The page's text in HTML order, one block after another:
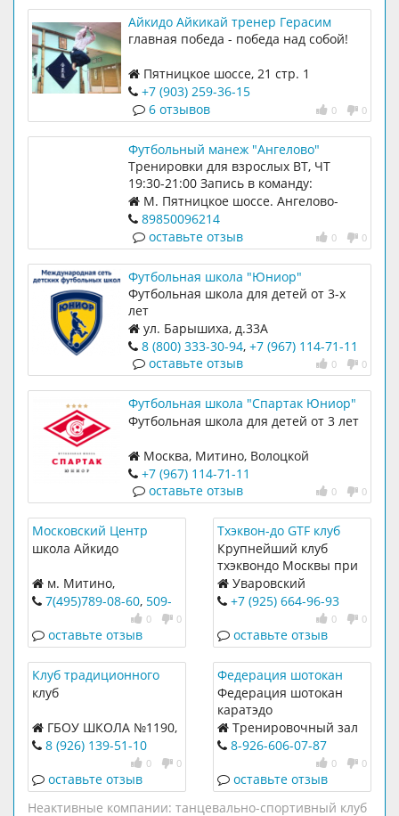
Айкидо Айкикай тренер Герасим
Брель
главная победа - победа над собой!
Пятницкое шоссе, 21 стр. 1
бойцовский клуб ZEN
+7 (903) 259-36-15
0 0
6 отзывов
Футбольный манеж "Ангелово"
Тренировки для взрослых ВТ, ЧТ
19:30-21:00 Запись в команду:
89850096214
М. Пятницкое шоссе. Ангелово-
Резиденц 43
89850096214
0 0
оставьте отзыв
Футбольная школа "Юниор"
Футбольная школа для детей от 3-х
лет
ул. Барышиха, д.33А
8 (800) 333-30-94, +7 (967) 114-71-11
0 0
оставьте отзыв
Футбольная школа "Спартак Юниор"
Футбольная школа для детей от 3 лет
Москва, Митино, Волоцкой
переулок, 37, РФЛ Арена
+7 (967) 114-71-11
0 0
оставьте отзыв
Московский Центр
Реального Айкидо
школа Айкидо
м. Митино,
ул.Генерала
Белобородова, 29
7(495)789-08-60, 509-
0 0
оставьте отзыв
Тхэквон-до GTF клуб
Феникс.
Крупнейший клуб
тхэквондо Москвы при
федерации Тхэквондо
ГТФ г.Москва.
Уваровский
переулок, 12 ГБУ
+7 (925) 664-96-93
0 0
оставьте отзыв
Клуб традиционного
кунг фу Шаолинь
клуб
ГБОУ ШКОЛА №1190,
Пятницкое ш. 25/3
8 (926) 139-51-10
0 0
оставьте отзыв
Федерация шотокан
каратэдо
Федерация шотокан
каратэдо
Тренировочный зал
в Митино: ул.Генерала
Белобородова, д.22 в
школе 1564.
8-926-606-07-87
0 0
оставьте отзыв
Неактивные компании: танцевально-спортивный клуб